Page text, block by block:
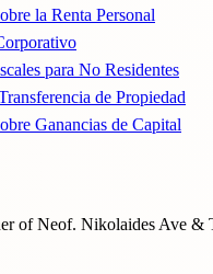
la Renta Personal
para No Residentes
de Propiedad
Ganancias de Capital
of Neof. Nikolaides Ave &